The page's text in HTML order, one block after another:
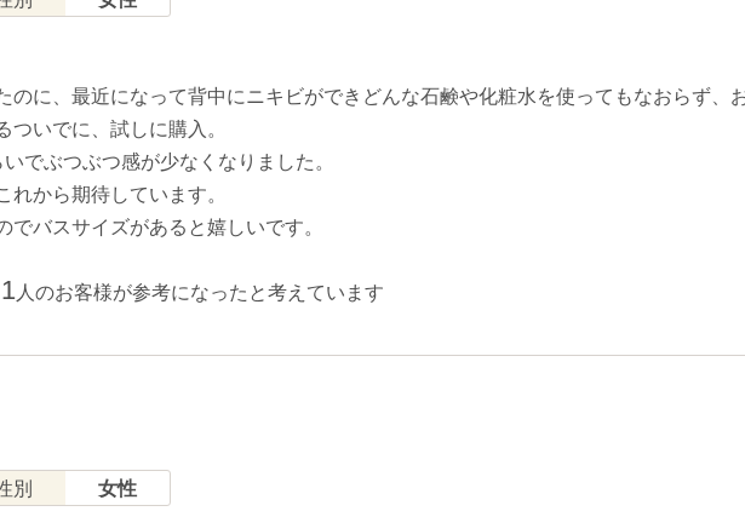
のに、最近になって背中にニキビができどんな石鹸や化粧水を使ってもなおらず、
ついでに、試しに購入。
でぶつぶつ感が少なくなりました。
れから期待しています。
でバスサイズがあると嬉しいです。
1人のお客様が参考になったと考えています
別 女性